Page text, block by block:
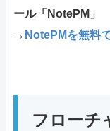
ール「NotePM」
→ NotePMを無料
フローチ